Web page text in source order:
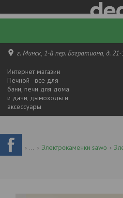
г. Минск, 1-й пер. Багратиона, д.
Интернет магазин
Печной - все для
бани, печи для дома
и дачи, дымоходы и
аксессуары
... Электрокаменки sawo